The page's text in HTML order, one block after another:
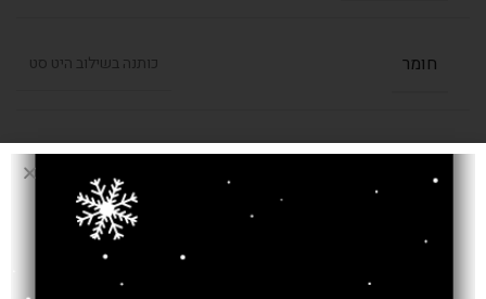
חומר כותנה בשילוב היט סט
1.20/1.70
,
1.40/1.90
,
1.60/2.30
,
2.00/2.90